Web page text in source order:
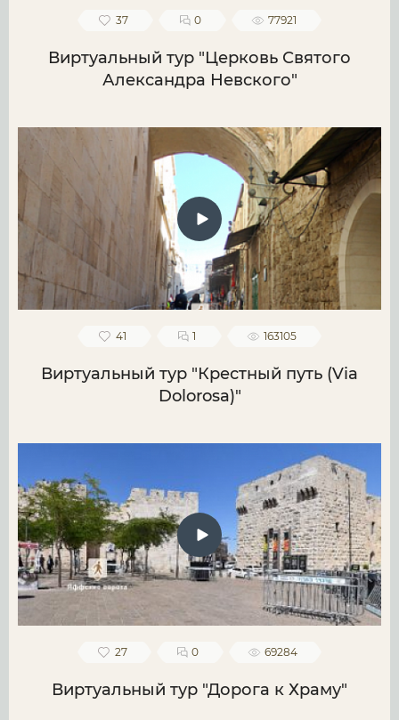
37 0 77921
Виртуальный тур "Церковь Святого
Александра Невского"
41 1 163105
Виртуальный тур "Крестный путь (Via
Dolorosa)"
27 0 69284
Виртуальный тур "Дорога к Храму"